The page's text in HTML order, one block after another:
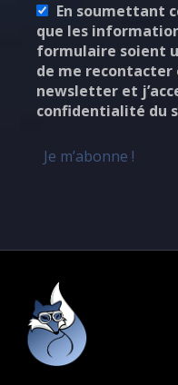
En soumettant
que les
formulaire soient
de me recontacter
newsletter et
confidentialité du